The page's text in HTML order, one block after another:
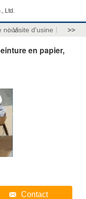
Ltd.
nousVisite d'usine >>
en papier,
Contact